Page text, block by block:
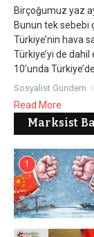
Birçoğumuz yaz
Bunun tek sebebi
Türkiye’nin hava
Türkiye’yi de
10’unda
Sosyalist Gündem
Read More
Marksist
1